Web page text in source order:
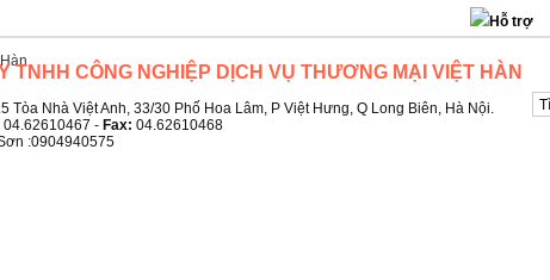
Hỗ trợ
TNHH CÔNG NGHIỆP DỊCH VỤ THƯƠNG MẠI VIỆT HÀN
Tòa Nhà Việt Anh, 33/30 Phố Hoa Lâm, P Việt Hưng, Q Long Biên, Hà Nội.
04.62610467 - Fax: 04.62610468
:0904940575